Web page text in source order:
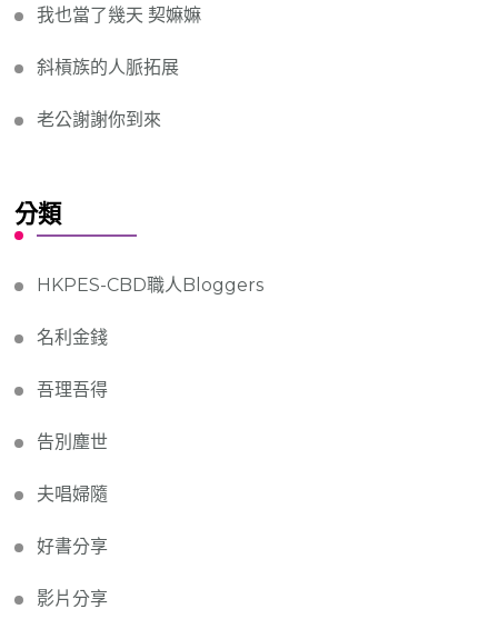
我也當了幾天 契嫲嫲
斜槓族的人脈拓展
老公謝謝你到來
分類
HKPES-CBD職人Bloggers
名利金錢
吾理吾得
告別塵世
夫唱婦隨
好書分享
影片分享